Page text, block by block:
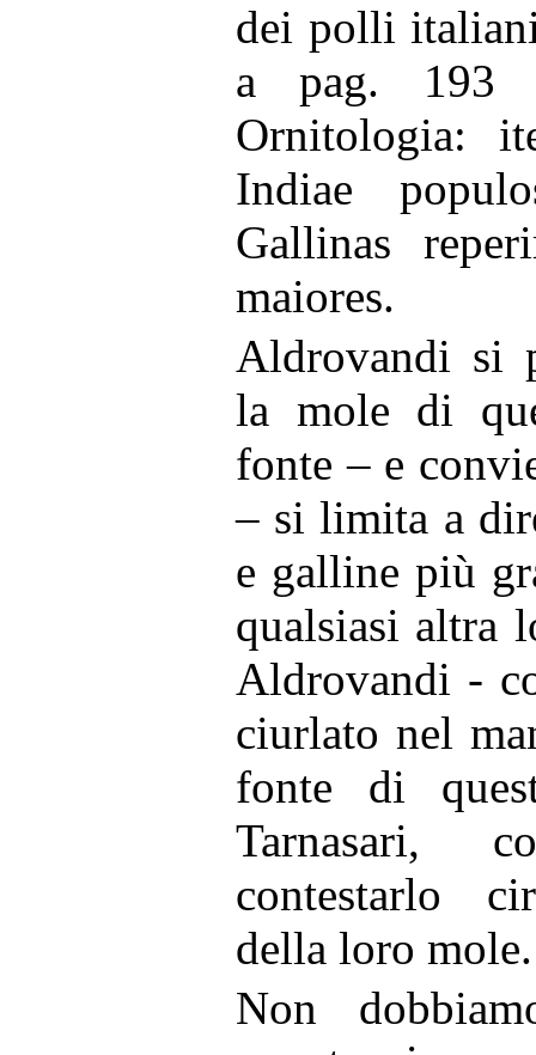
dei polli
a pag. 193
Ornitologia:
Indiae
Gallinas
maiores.
Aldrovandi si
la mole di
fonte – e
– si limita a
e galline più
qualsiasi altra
Aldrovandi -
ciurlato nel
fonte di
Tarnasari,
contestarlo
della loro mole.
Non